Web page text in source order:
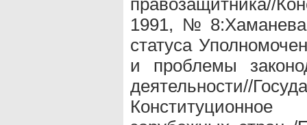
статуса
и проблемы
деятельности//